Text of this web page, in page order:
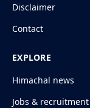
Disclaimer
Contact
EXPLORE
Himachal news
Jobs & recruitment